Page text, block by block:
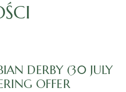
DERBY (30 JULY
OFFER